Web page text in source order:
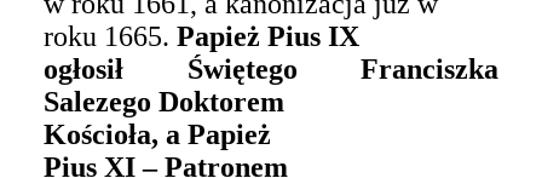
roku 1665. Papież Pius IX
ogłosił Świętego Franciszka
Salezego Doktorem
Kościoła, a Papież
Pius XI –Patronem